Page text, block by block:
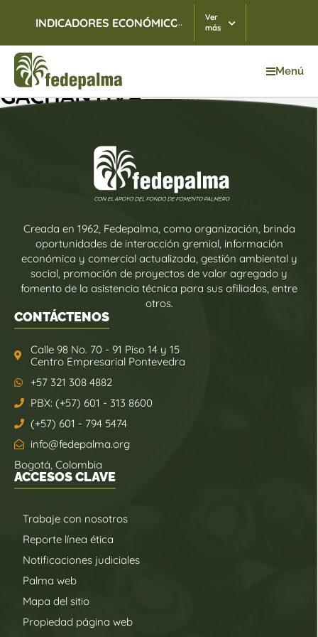
INDICADORES ECONÓMICOS TRM 05/08/2026
...
Ver
más
Menú
GACHANTIVÁ
Creada en 1962, Fedepalma, como organización, brinda
oportunidades de interacción gremial, información
económica y comercial actualizada, gestión ambiental y
social, promoción de proyectos de valor agregado y
fomento de la asistencia técnica para sus afiliados, entre
otros.
CONTÁCTENOS
Calle 98 No. 70 - 91 Piso 14 y 15
Centro Empresarial Pontevedra
+57 321 308 4882
PBX: (+57) 601 - 313 8600
(+57) 601 - 794 5474
info@fedepalma.org
Bogotá, Colombia
ACCESOS CLAVE
Trabaje con nosotros
Reporte línea ética
Notificaciones judiciales
Palma web
Mapa del sitio
Propiedad página web